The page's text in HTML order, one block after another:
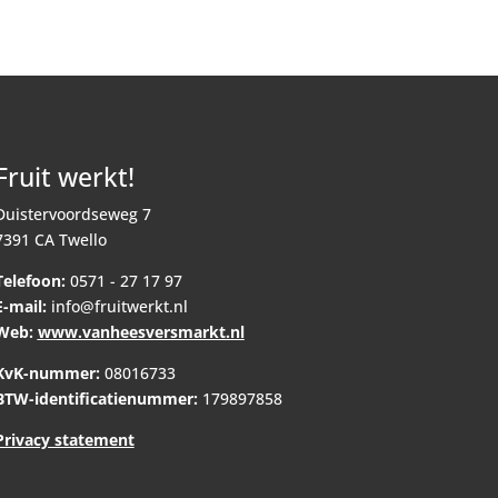
werkt!
7
CA Twello
0571 - 27 17 97
mail: info@fruitwerkt.nl
www.vanheesversmarkt.nl
nummer: 08016733
identificatienummer: 179897858
statement